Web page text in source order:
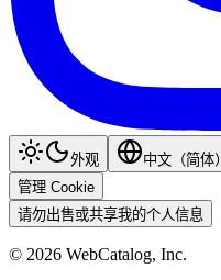
外观
中文（简体）
管理 Cookie
请勿出售或共享我的个人信息
© 2026 WebCatalog, Inc.